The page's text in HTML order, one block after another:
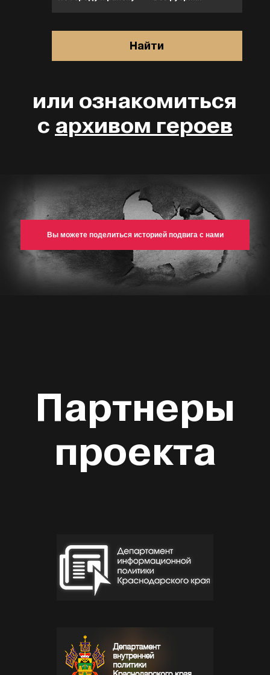
или ознакомиться
с архивом героев
Вы можете поделиться историей подвига с нами
Партнеры
проекта